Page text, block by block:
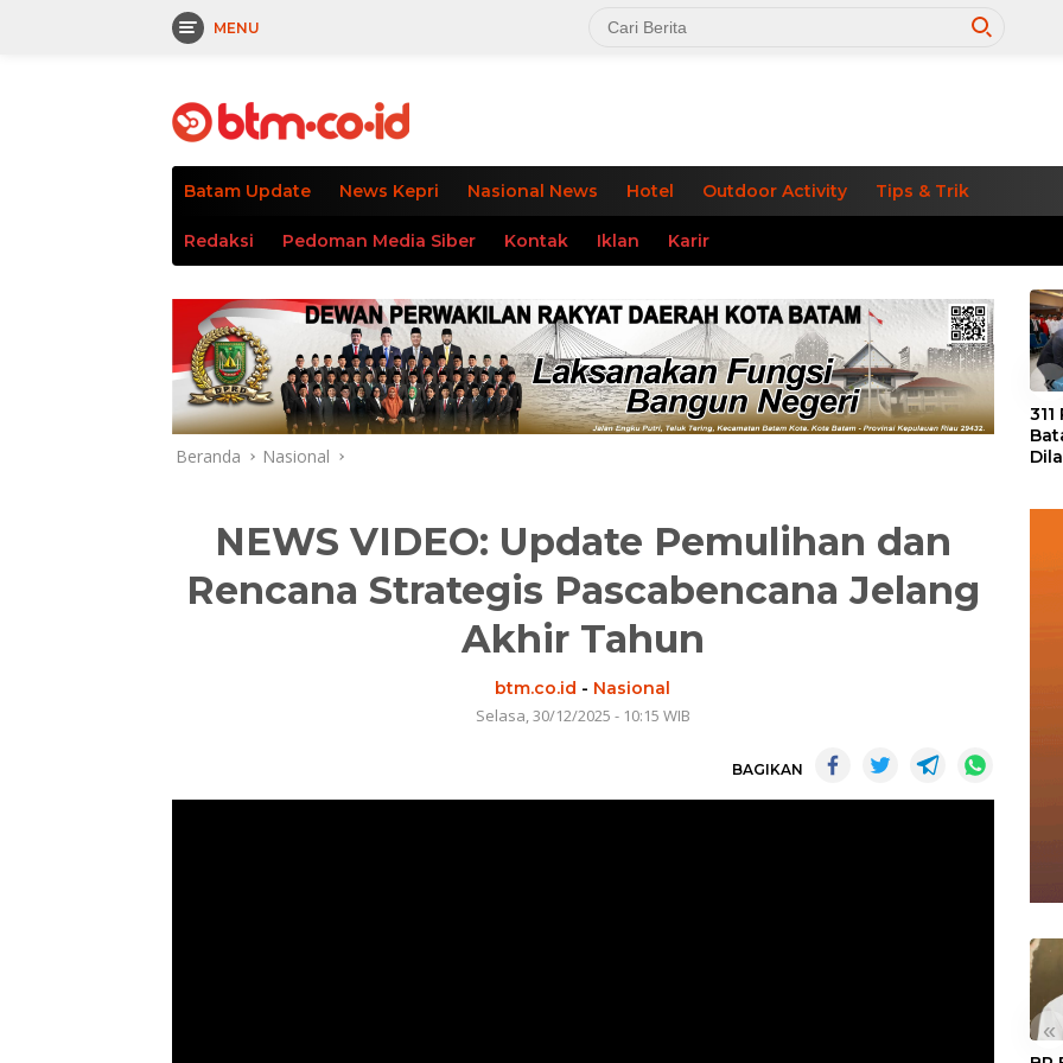
MENU
Batam Update News Kepri Nasional News Hotel Outdoor Activity Tips & Trik
Redaksi Pedoman Media Siber Kontak Iklan Karir
Beranda Nasional
NEWS VIDEO: Update Pemulihan dan
Rencana Strategis Pascabencana Jelang
Akhir Tahun
btm.co.id - Nasional
Selasa, 30/12/2025 - 10:15 WIB
BAGIKAN
«
«